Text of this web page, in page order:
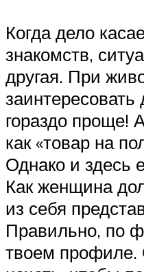
Когда дело
знакомств,
другая. При
гораздо проще!
как «товар на
Однако и здесь
Как женщина
из себя
Правильно, по
твоем профиле.